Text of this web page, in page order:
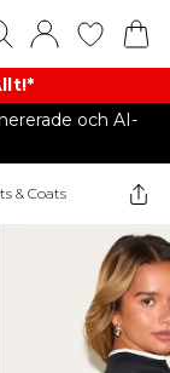
och AI-
& Coats